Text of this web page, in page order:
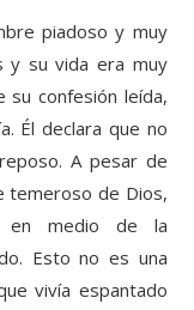
piadoso y muy
y su vida era muy
confesión leída,
Él declara que no
A pesar de
temeroso de Dios,
en medio de la
Esto no es una
vivía espantado